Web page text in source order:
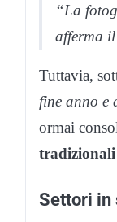
“La
afferma
Tuttavia,
fine anno e
ormai
tradizionali
Settori in